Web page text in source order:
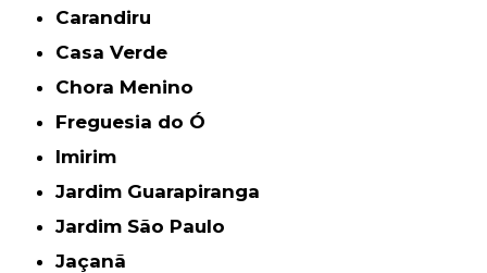
Carandiru
Casa Verde
Chora Menino
Freguesia do Ó
Imirim
Jardim Guarapiranga
Jardim São Paulo
Jaçanã